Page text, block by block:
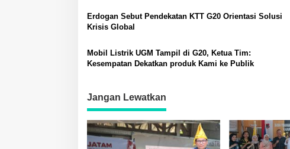
Erdogan Sebut Pendekatan KTT G20 Orientasi Solusi
Krisis Global
Mobil Listrik UGM Tampil di G20, Ketua Tim:
Kesempatan Dekatkan produk Kami ke Publik
Jangan Lewatkan